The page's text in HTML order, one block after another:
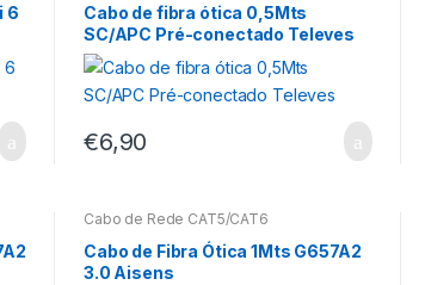
6
Cabo de fibra ótica 0,5Mts
SC/APC Pré-conectado Televes
€6,90
Cabo de Rede CAT5/CAT6
Cabo de Fibra Ótica 1Mts G657A2
3.0 Aisens